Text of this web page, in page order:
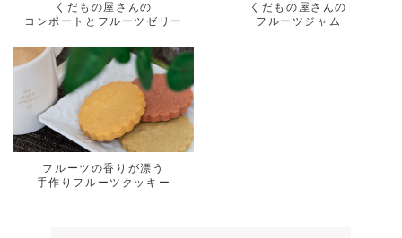
くだもの屋さんの
コンポートとフルーツゼリー
くだもの屋さんの
フルーツジャム
フルーツの香りが漂う
手作りフルーツクッキー